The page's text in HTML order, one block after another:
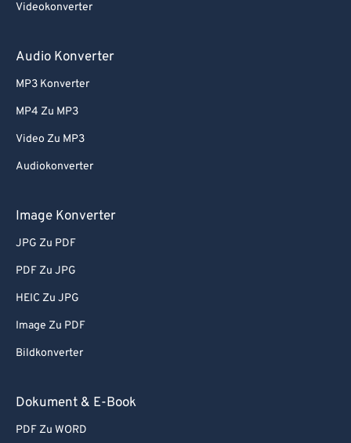
Videokonverter
Audio Konverter
MP3 Konverter
MP4 Zu MP3
Video Zu MP3
Audiokonverter
Image Konverter
JPG Zu PDF
PDF Zu JPG
HEIC Zu JPG
Image Zu PDF
Bildkonverter
Dokument & E-Book
PDF Zu WORD